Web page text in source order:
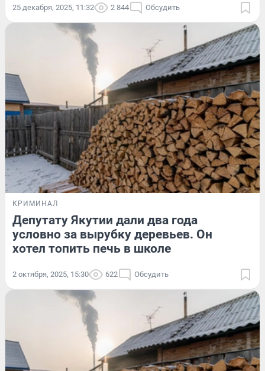
25 декабря, 2025, 11:32 2 844 Обсудить
КРИМИНАЛ
Депутату Якутии дали два года
условно за вырубку деревьев. Он
хотел топить печь в школе
2 октября, 2025, 15:30 622 Обсудить